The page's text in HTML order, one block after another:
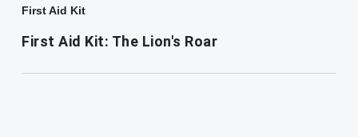
First Aid Kit
First Aid Kit: The Lion's Roar